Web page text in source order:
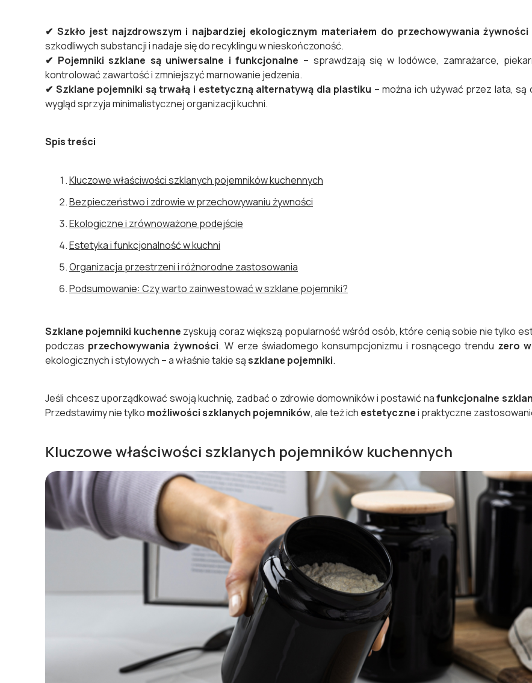
✔ Szkło jest najzdrowszym i najbardziej ekologicznym materiałem do przechowywania żywności
szkodliwych substancji i nadaje się do recyklingu w nieskończoność.
✔ Pojemniki szklane są uniwersalne i funkcjonalne – sprawdzają się w lodówce, zamrażarce,
kontrolować zawartość i zmniejszyć marnowanie jedzenia.
✔ Szklane pojemniki są trwałą i estetyczną alternatywą dla plastiku – można ich używać przez lata,
wygląd sprzyja minimalistycznej organizacji kuchni.
Spis treści
Kluczowe właściwości szklanych pojemników kuchennych
Bezpieczeństwo i zdrowie w przechowywaniu żywności
Ekologiczne i zrównoważone podejście
Estetyka i funkcjonalność w kuchni
Organizacja przestrzeni i różnorodne zastosowania
Podsumowanie: Czy warto zainwestować w szklane pojemniki?
Szklane pojemniki kuchenne zyskują coraz większą popularność wśród osób, które cenią sobie nie tylko
podczas przechowywania żywności. W erze świadomego konsumpcjonizmu i rosnącego trendu zero
ekologicznych i stylowych – a właśnie takie sąszklane pojemniki.
Jeśli chcesz uporządkować swoją kuchnię, zadbać o zdrowie domowników i postawić nafunkcjonalne
Przedstawimy nie tylko możliwości szklanych pojemników, ale też ich estetycznei praktyczne
Kluczowe właściwości szklanych pojemników kuchennych